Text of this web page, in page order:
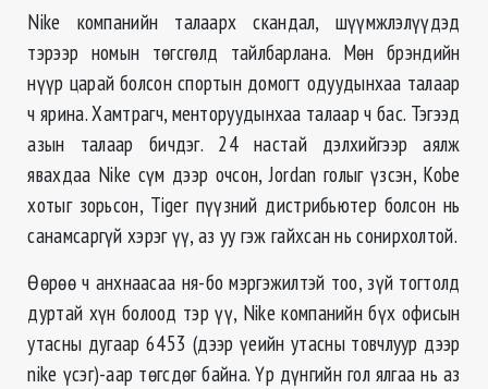
Nike компанийн талаарх скандал, шүүмжлэлүүдэд
тэрээр номын тѳгсгѳлд тайлбарлана. Мѳн брэндийн
нүүр царай болсон спортын домогт одуудынхаа талаар
ч ярина. Хамтрагч, менторуудынхаа талаар ч бас. Тэгээд
азын талаар бичдэг. 24 настай дэлхийгээр аялж
явахдаа Nike сүм дээр очсон, Jordan голыг үзсэн, Kobe
хотыг зорьсон, Tiger пүүзний дистрибьютер болсон нь
санамсаргүй хэрэг үү, аз уу гэж гайхсан нь сонирхолтой.
Ѳѳрѳѳ ч анхнаасаа ня-бо мэргэжилтэй тоо, зүй тогтолд
дуртай хүн болоод тэр үү, Nike компанийн бүх офисын
утасны дугаар 6453 (дээр үеийн утасны товчлуур дээр
nike үсэг)-аар тѳгсдѳг байна. Үр дүнгийн гол ялгаа нь аз